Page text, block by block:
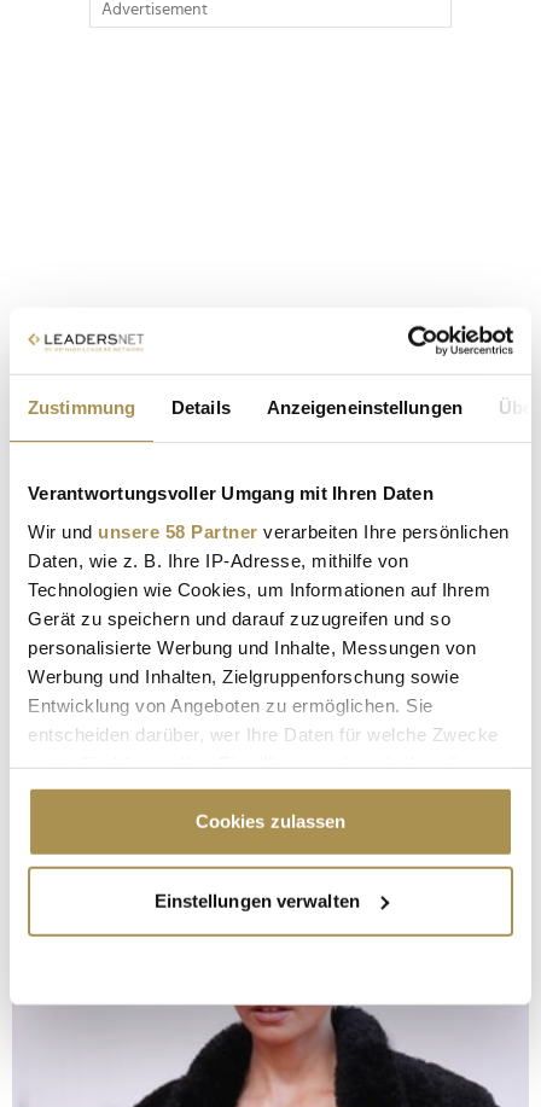
Zustimmung Details Anzeigeneinstellungen
Verantwortungsvoller Umgang mit Ihren Daten
Wir und unsere 58 Partner verarbeiten Ihre persönlichen
Daten, wie z. B. Ihre IP-Adresse, mithilfe von
Technologien wie Cookies, um Informationen auf Ihrem
Gerät zu speichern und darauf zuzugreifen und so
personalisierte Werbung und Inhalte, Messungen von
Werbung und Inhalten, Zielgruppenforschung sowie
Entwicklung von Angeboten zu ermöglichen. Sie
entscheiden darüber, wer Ihre Daten für welche Zwecke
Cookie-Erklärung oder durch Klicken auf das Privacy
Trigger Symbol ändern oder widerrufen
Informationen über Ihre geografische Lage
erfassen, welche bis auf einige Meter genau sein
bestimmten Merkmalen (Fingerprinting) identifizieren
Erfahren Sie mehr darüber, wie Ihre persönlichen Daten
verarbeitet werden, und legen Sie Ihre Präferenzen im
Cookies zulassen
Einstellungen verwalten
Advertisement